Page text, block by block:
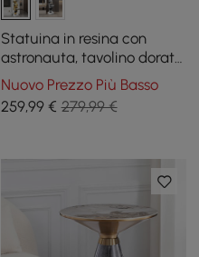
Statuina in resina con
astronauta, tavolino dorato
con vassoio
Nuovo Prezzo Più Basso
259,99€ 279,99 €